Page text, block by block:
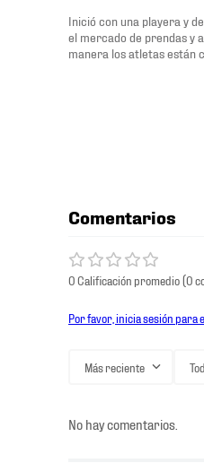
Inició con una playera y
el mercado de prendas y
manera los atletas están
Comentarios
0 Calificación promedio(0
Por favor, inicia sesión para
Más reciente
No hay comentarios.